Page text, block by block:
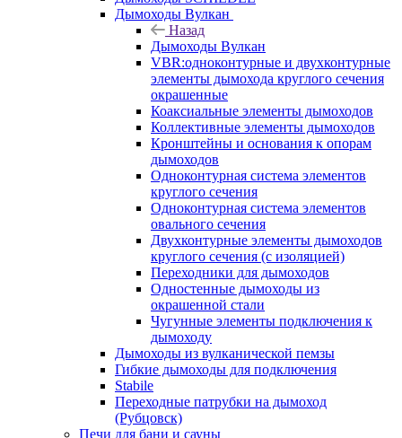
Дымоходы Вулкан
Назад
Дымоходы Вулкан
VBR:одноконтурные и двухконтурные
элементы дымохода круглого сечения
окрашенные
Коаксиальные элементы дымоходов
Коллективные элементы дымоходов
Кронштейны и основания к опорам
дымоходов
Одноконтурная система элементов
круглого сечения
Одноконтурная система элементов
овального сечения
Двухконтурные элементы дымоходов
круглого сечения (с изоляцией)
Переходники для дымоходов
Одностенные дымоходы из
окрашенной стали
Чугунные элементы подключения к
дымоходу
Дымоходы из вулканической пемзы
Гибкие дымоходы для подключения
Stabile
Переходные патрубки на дымоход
(Рубцовск)
Печи для бани и сауны